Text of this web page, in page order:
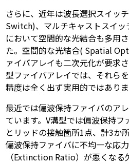
さらに、近年は波長選択スイッ
Switch)、マルチキャストスイ
において空間的な光結合も多用
た。空間的な光結合( Spatial
ァイバアレイも二次元化が要求
型ファイバアレイでは、それら
精度は全く出ず実用的ではありま
最近では偏波保持ファイバのア
ています。V溝型では偏波保持
とリッドの接触箇所1点、計3か
偏波保持ファイバに不均一な応
（Extinction Ratio）が悪くなる